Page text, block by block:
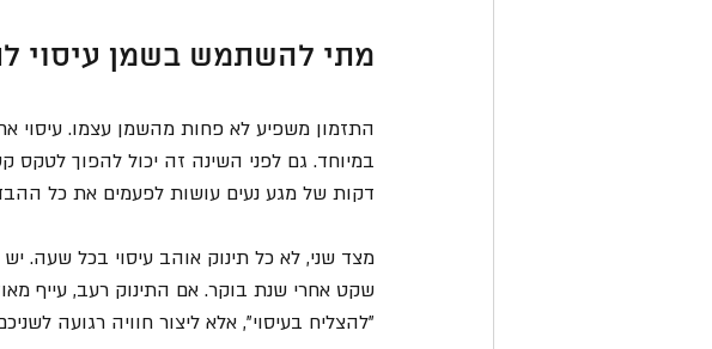
מתי להשתמש בשמן עיסוי
התזמון משפיע לא פחות מהשמן עצמו. עיסוי
במיוחד. גם לפני השינה זה יכול להפוך לטקס
דקות של מגע נעים עושות לפעמים את כל
מצד שני, לא כל תינוק אוהב עיסוי בכל שעה.
שקט אחרי שנת בוקר. אם התינוק רעב, עייף
"להצליח בעיסוי", אלא ליצור חוויה רגועה